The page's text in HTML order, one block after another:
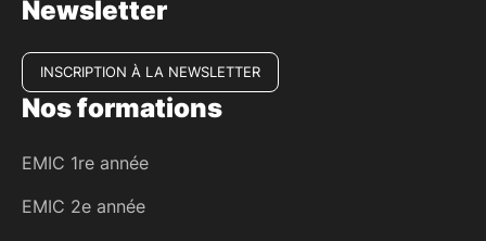
Newsletter
INSCRIPTION À LA NEWSLETTER
Nos formations
EMIC 1re année
EMIC 2e année